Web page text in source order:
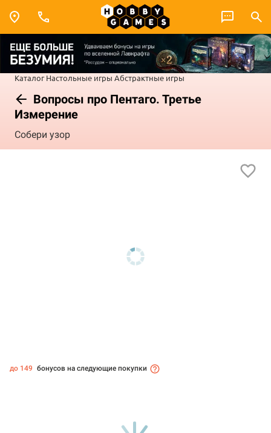
Каталог Настольные игры Абстрактные игры
Вопросы про Пентаго. Третье
Измерение
Собери узор
до 149 бонусов на следующие покупки